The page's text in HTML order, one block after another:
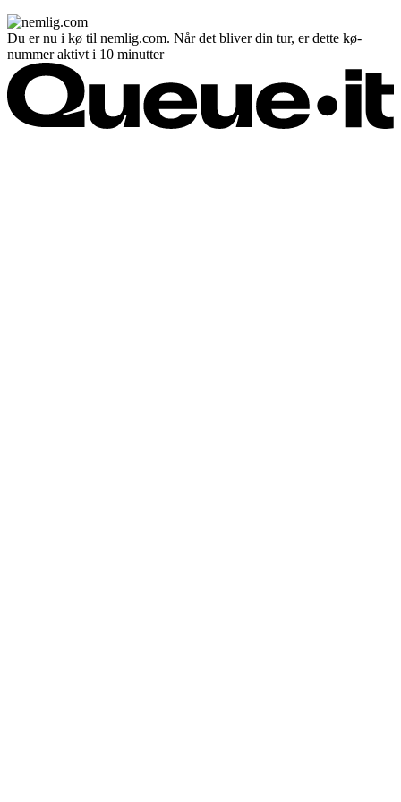
Du er nu i kø til nemlig.com. Når det bliver din tur, er dette kø-
nummer aktivt i 10 minutter